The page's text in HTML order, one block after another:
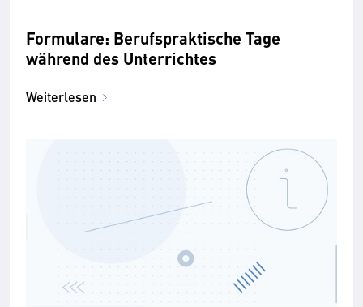
Formulare: Berufspraktische Tage
während des Unterrichtes
Weiterlesen